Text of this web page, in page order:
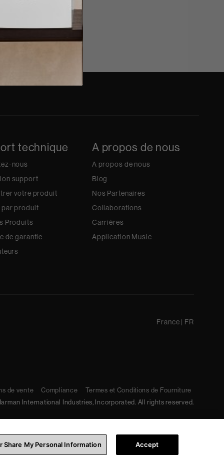
technique
nous
support
votre produit
par produit
Produits
de garantie
A propos de nous
A propos de nous
Blog
Nos Partenaires
Collaborations
Carrières
Application Music
France | FR
de vente Compliance
Termes et Conditions de Fourniture
International Industries, Incorporated. All rights reserved.
Share My Personal Information Accept